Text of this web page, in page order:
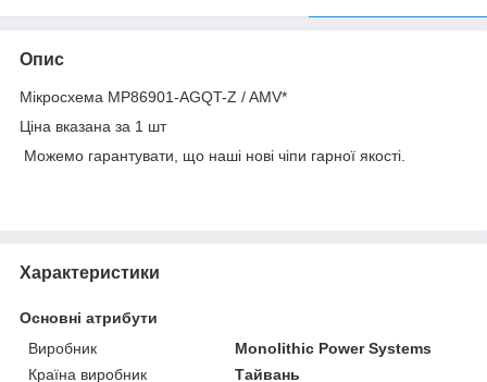
Опис
Мікросхема MP86901-AGQT-Z / AMV*
Ціна вказана за 1 шт
Можемо гарантувати, що наші нові чіпи гарної якості.
Характеристики
Основні атрибути
Виробник
Monolithic Power Systems
Країна виробник
Тайвань